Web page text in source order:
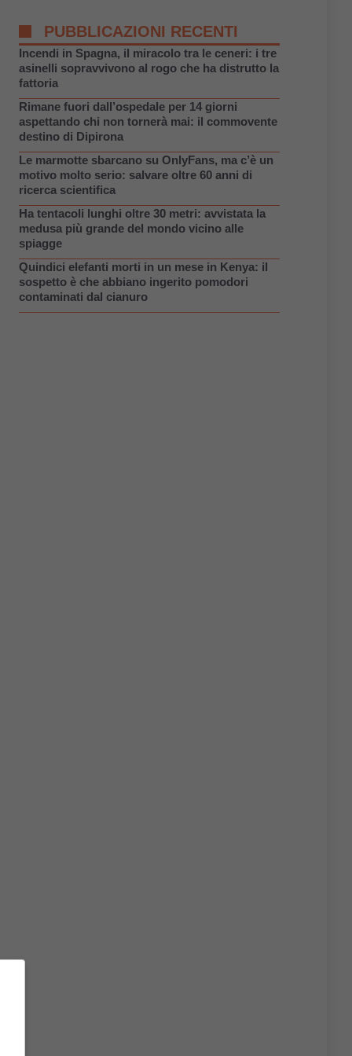
PUBBLICAZIONI RECENTI
Incendi in Spagna, il miracolo tra le ceneri: i tre
asinelli sopravvivono al rogo che ha distrutto la
fattoria
Rimane fuori dall’ospedale per 14 giorni
aspettando chi non tornerà mai: il commovente
destino di Dipirona
Le marmotte sbarcano su OnlyFans, ma c’è un
motivo molto serio: salvare oltre 60 anni di
ricerca scientifica
Ha tentacoli lunghi oltre 30 metri: avvistata la
medusa più grande del mondo vicino alle
spiagge
Quindici elefanti morti in un mese in Kenya: il
sospetto è che abbiano ingerito pomodori
contaminati dal cianuro